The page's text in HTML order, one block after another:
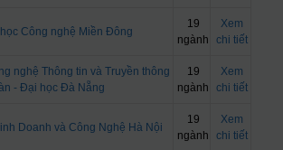
Công nghệ Miền Đông
19
ngành
Xem
chi tiết
nghệ Thông tin và Truyền thông
- Đại học Đà Nẵng
19
ngành
Xem
chi tiết
Doanh và Công Nghệ Hà Nội
19
ngành
Xem
chi tiết